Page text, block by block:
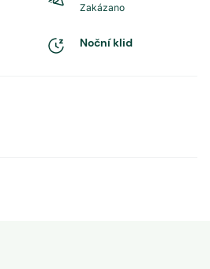
Zakázano
Noční klid